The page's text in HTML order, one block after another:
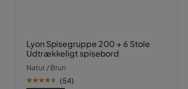
Lyon Spisegruppe 200 + 6 Stole
Udtrækkeligt spisebord
Natur / Brun
(54)